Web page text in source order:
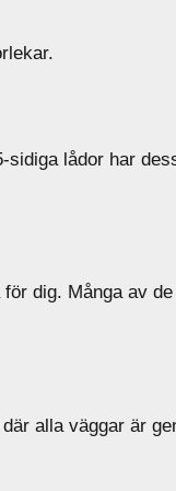
lådor har
dig. Många av
alla väggar är